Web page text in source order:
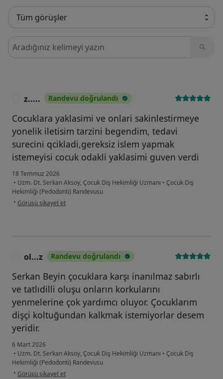
Görüşler içerisinde ara
z..... Randevu doğrulandı
Cocuklara yaklasimi ve onlari sakinlestirmeye
yonelik iletisim tarzini begendim, tedavi
surecini qcikladi,gereksiz islem yapmak
istemeyisi cocuk odakli yaklasimi guven verdi
18 Temmuz 2026
• Uzm. Dt. Serkan Aksoy, Çocuk Diş Hekimliği Uzmanı • Çocuk Diş
Hekimliği (Pedodonti) Randevusu
• kullanıcının görüşüne göre z.....
Görüşü şikayet et
ol...z Randevu doğrulandı
Serkan Beyin çocuklara karşı inanılmaz sabırlı
ve tatlıdilli oluşu onların korkularını
yenmelerine çok yardımcı oluyor. Çocuklarım
dişçi koltuğundan kalkmak istemiyorlar desem
yeridir.
6 Mart 2026
• Uzm. Dt. Serkan Aksoy, Çocuk Diş Hekimliği Uzmanı • Çocuk Diş
Hekimliği (Pedodonti) Randevusu
• kullanıcının görüşüne göre ol...z
Görüşü şikayet et